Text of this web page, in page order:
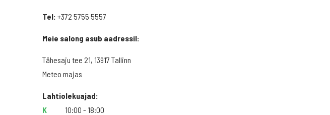
Tel: +372 5755 5557
Meie salong asub aadressil:
Tähesaju tee 21, 13917 Tallinn
Meteo majas
Lahtiolekuajad:
K
10:00 - 18:00